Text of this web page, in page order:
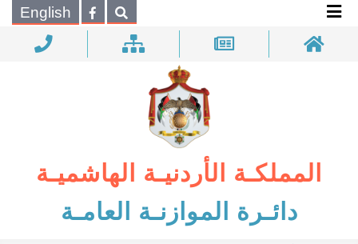
بحـث English
المملكـة الأردنيـة الهاشميـة
دائـرة الموازنـة العامـة